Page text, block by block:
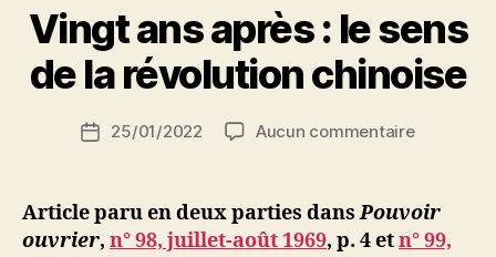
Vingt ans après : le sens
de la révolution chinoise
de
a
S
N
ji
b
Date25/01/2022 Aucun commentairesur
après
le
Article paru en deux parties dansPouvoir
ouvrier, n° 98, juillet-août 1969, p. 4 etn° 99,